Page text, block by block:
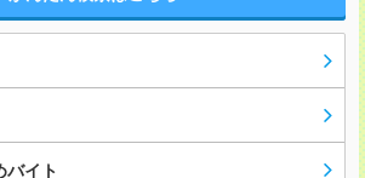
バイト